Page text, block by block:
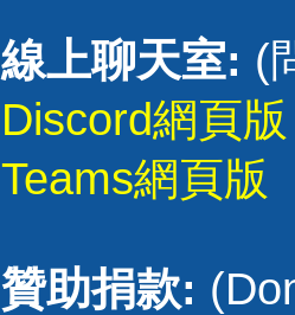
線上聊天室: (
Discord網頁版
Teams網頁版
贊助捐款: